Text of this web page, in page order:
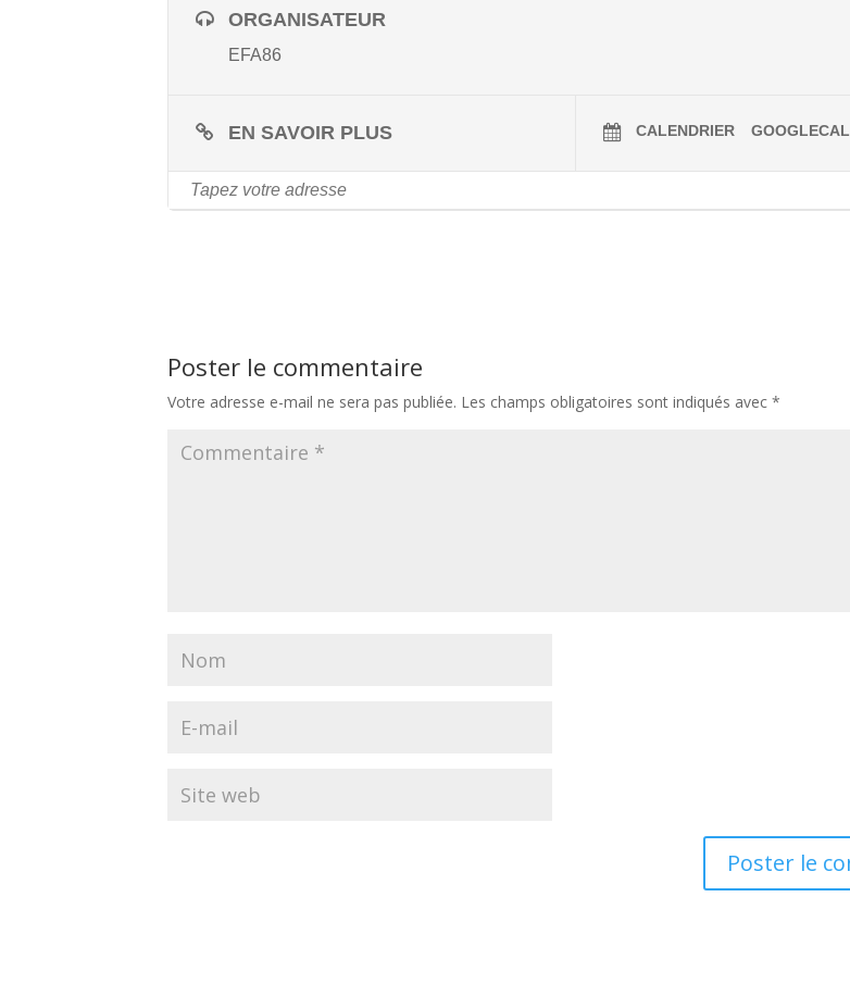
ORGANISATEUR
EFA86
EN SAVOIR PLUS CALENDRIER GOOGLECAL
Poster le commentaire
Votre adresse e-mail ne sera pas publiée. Les champs obligatoires sont indiqués avec*